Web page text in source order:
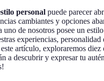
personal puede parecer
cambiantes y opciones
uno de nosotros posee un
experiencias,
artículo, exploraremos diez
a descubrir y expresar tu